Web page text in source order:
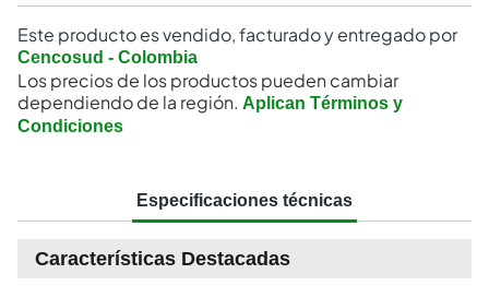
Este producto es vendido, facturado y entregado por
Cencosud - Colombia
Los precios de los productos pueden cambiar
dependiendo de la región. Aplican Términos y
Condiciones
Especificaciones técnicas
Características Destacadas